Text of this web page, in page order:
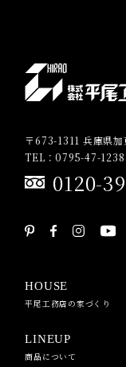
〒673-1311 兵庫県
TEL：0795-47-1238
0120-
HOUSE
平尾工務店の家づくり
LINEUP
商品について